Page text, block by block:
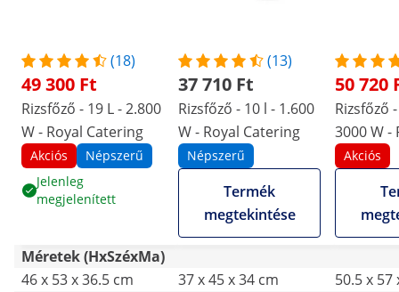
(18)
49 300 Ft
Rizsfőző - 19 L - 2.800
W - Royal Catering
Akciós
Népszerű
Jelenleg
megjelenített
(13)
37 710 Ft
Rizsfőző - 10 l - 1.600
W - Royal Catering
Népszerű
Termék
megtekintése
50 720
Rizsfőző
3000 W -
Catering
Akciós
Méretek (HxSzéxMa)
46 x 53 x 36.5 cm
37 x 45 x 34 cm
50.5 x 57